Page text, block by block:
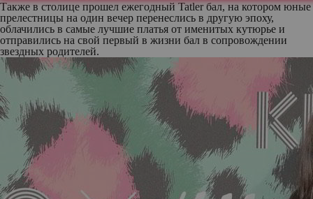
Также в столице прошел ежегодный Tatler бал, на котором юные
прелестницы на один вечер перенеслись в другую эпоху,
облачились в самые лучшие платья от именитых кутюрье и
отправились на свой первый в жизни бал в сопровождении
звездных родителей.